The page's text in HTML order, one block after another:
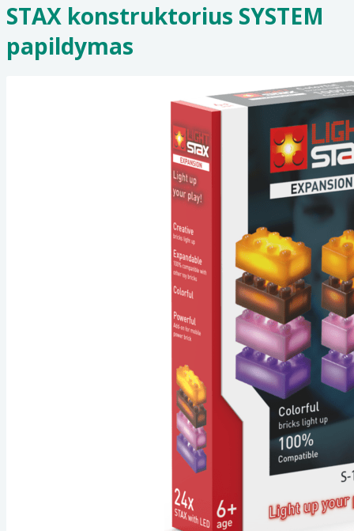
STAX konstruktorius SYSTEM
papildymas